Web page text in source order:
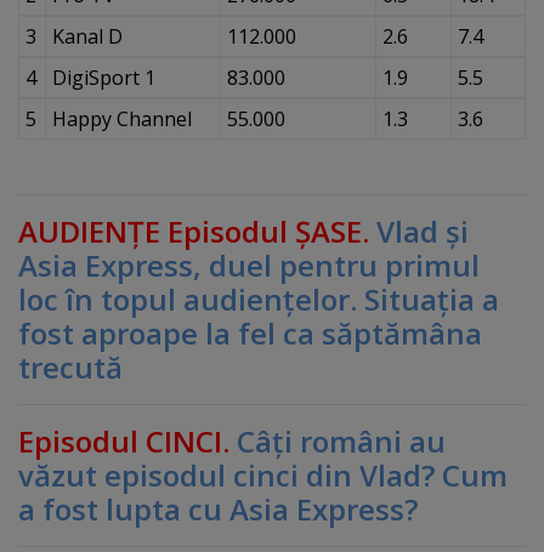
3
Kanal D 112.000 2.6
7.4
4
DigiSport 1 83.000 1.9
5.5
5
Happy Channel 55.000 1.3 3.6
AUDIENŢE Episodul ŞASE. Vlad şi
Asia Express, duel pentru primul
loc în topul audienţelor. Situaţia a
fost aproape la fel ca săptămâna
trecută
Episodul CINCI. Câţi români au
văzut episodul cinci din Vlad? Cum
a fost lupta cu Asia Express?